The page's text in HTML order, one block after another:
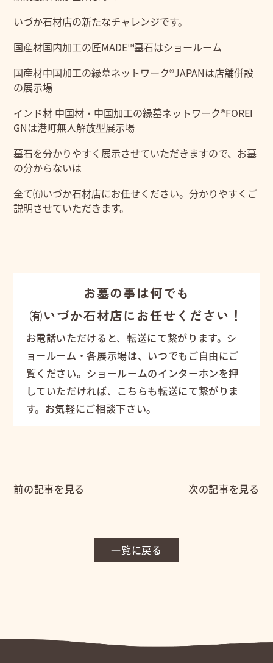
いづか石材店の新たなチャレンジです。
国産材国内加工の匠MADE™墓石はショールーム
国産材中国加工の縁墓ネットワーク®JAPANは店舗併設
の展示場
インド材 中国材・中国加工の縁墓ネットワーク®FOREI
GNは港町無人解放型展示場
墓石を分かりやすく展示させていただきますので、お墓
の分からないは
全て㈲いづか石材店にお任せください。分かりやすくご
説明させていただきます。
お墓の事は何でも
㈲いづか石材店にお任せください！
お電話いただけると、転送にて繋がります。シ
ョールーム・各展示場は、いつでもご自由にご
覧ください。ショールームのインターホンを押
していただければ、こちらも転送にて繋がりま
す。お気軽にご相談下さい。
前の記事を見る
一覧に戻る
次の記事を見る